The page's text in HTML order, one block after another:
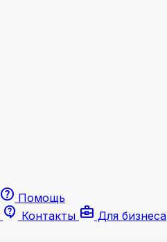
help Помощь
contact_support Контакты business_center Для бизнеса